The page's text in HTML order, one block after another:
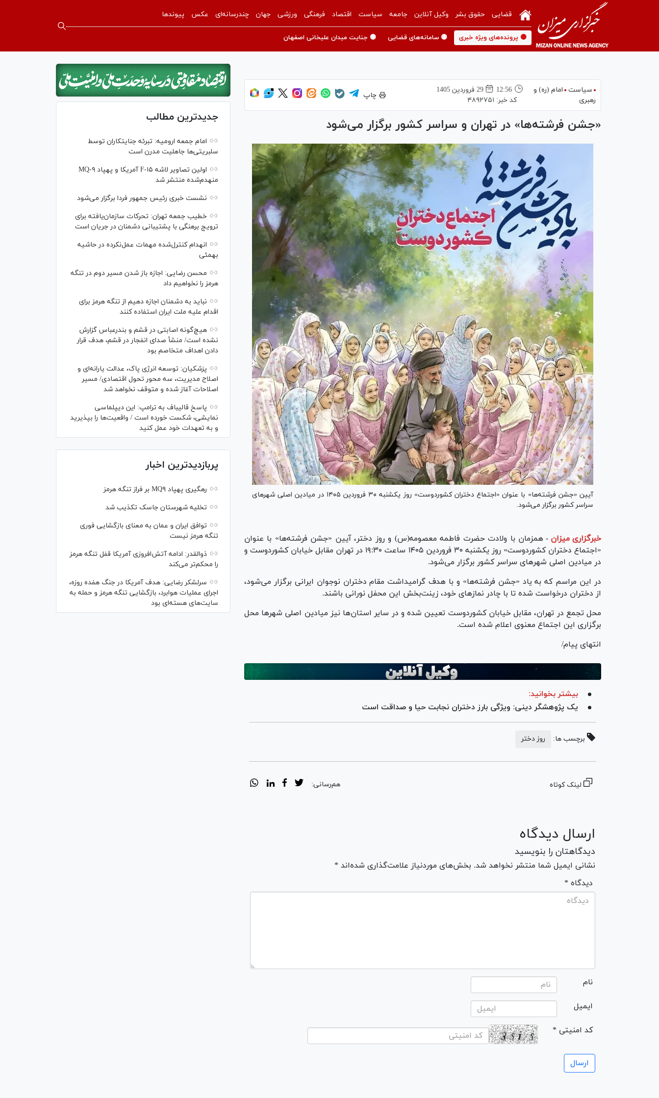
قضایی حقوق بشر وکیل آنلاین جامعه سیاست اقتصاد فرهنگی ورزشی جهان چندرسانه‌ای عکس پیوندها
🟡 پرونده‌های ویژه خبری 🟡 سامانه‌های قضایی 🟡 جنایت میدان علیخانی اصفهان
سیاست
امام (ره) و
رهبری
12:56
29 فروردين 1405
کد خبر: ۴۸۹۲۷۵۱
چاپ
«جشن فرشته‌ها» در تهران و سراسر کشور برگزار می‌شود
آیین «جشن فرشته‌ها» با عنوان «اجتماع دختران کشوردوست» روز یکشنبه ۳۰ فروردین ۱۴۰۵ در میادین اصلی شهرهای
سراسر کشور برگزار می‌شود.
خبرگزاری میزان - همزمان با ولادت حضرت فاطمه معصومه(س) و روز دختر، آیین «جشن فرشته‌ها» با عنوان
«اجتماع دختران کشوردوست» روز یکشنبه ۳۰ فروردین ۱۴۰۵ ساعت ۱۹:۳۰ در تهران مقابل خیابان کشوردوست و
در میادین اصلی شهرهای سراسر کشور برگزار می‌شود.
در این مراسم که به یاد «جشن فرشته‌ها» و با هدف گرامیداشت مقام دختران نوجوان ایرانی برگزار می‌شود،
از دختران درخواست شده تا با چادر نمازهای خود، زینت‌بخش این محفل نورانی باشند.
محل تجمع در تهران، مقابل خیابان کشوردوست تعیین شده و در سایر استان‌ها نیز میادین اصلی شهرها محل
برگزاری این اجتماع معنوی اعلام شده است.
انتهای پیام/
بیشتر بخوانید:
یک پژوهشگر دینی: ویژگی بارز دختران نجابت حیا و صداقت است
برچسب ها: روز دختر
لینک کوتاه هم‌رسانی:
ارسال دیدگاه
دیدگاهتان را بنویسید
نشانی ایمیل شما منتشر نخواهد شد. بخش‌های موردنیاز علامت‌گذاری شده‌اند *
* دیدگاه
نام
ایمیل
* کد امنیتی
جدیدترین مطالب
امام جمعه ارومیه: تبرئه جنایتکاران توسط
سلبریتی‌ها جاهلیت مدرن است
اولین تصاویر لاشه F-۱۵ آمریکا و پهپاد MQ-۹
منهدم‌شده منتشر شد
نشست خبری رئیس‌ جمهور فردا برگزار می‌شود
خطیب جمعه تهران: تحرکات سازمان‌یافته برای
ترویج برهنگی با پشتیبانی دشمنان در جریان است
انهدام کنترل‌شده مهمات عمل‌نکرده در حاشیه
بهمئی
محسن رضایی: اجازه باز شدن مسیر دوم در تنگه
هرمز را نخواهیم داد
نباید به دشمنان اجازه دهیم از تنگه هرمز برای
اقدام علیه ملت ایران استفاده کنند
هیچ‌گونه اصابتی در قشم و بندرعباس گزارش
نشده است/ منشأ صدای انفجار در قشم، هدف قرار
دادن اهداف متخاصم بود
پزشکیان: توسعه انرژی پاک، عدالت یارانه‌ای و
اصلاح مدیریت، سه محور تحول اقتصادی/ مسیر
اصلاحات آغاز شده و متوقف نخواهد شد
پاسخ قالیباف به ترامپ: این دیپلماسی
نمایشی، شکست خورده است / واقعیت‌ها را بپذیرید
و به تعهدات خود عمل کنید
پربازدیدترین اخبار
رهگیری پهپاد MQ۹ بر فراز تنگه هرمز
تخلیه شهرستان جاسک تکذیب شد
توافق ایران و عمان به معنای بازگشایی فوری
تنگه هرمز نیست
ذوالقدر: ادامه آتش‌افروزی آمریکا قفل تنگه هرمز
را محکم‌تر می‌کند
سرلشکر رضایی: هدف آمریکا در جنگ هفده روزه،
اجرای عملیات هوابرد، بازگشایی تنگه هرمز و حمله به
سایت‌های هسته‌ای بود